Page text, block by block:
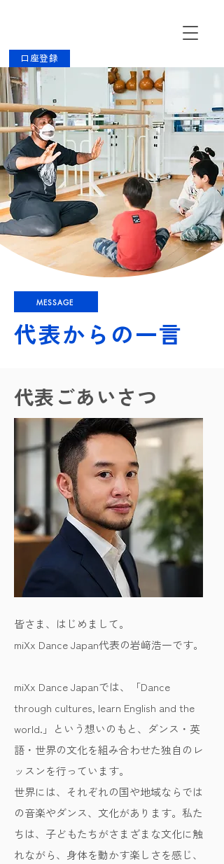
口座登録
代表からの一言
MESSAGE
代表ごあいさつ
皆さま、はじめまして。
miXx Dance Japan代表の岩﨑浩一です。
miXx Dance Japanでは、「Dance
through cultures, learn English and the
world.」という想いのもと、ダンス・英
語・世界の文化を組み合わせた独自のレ
ッスンを行っています。
世界には、それぞれの国や地域ならでは
の音楽やダンス、文化があります。私た
ちは、子どもたちがさまざまな文化に触
れながら、身体を動かす楽しさを感じ、